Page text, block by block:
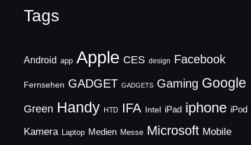
Tags
Android app Apple CES design Facebook
Fernsehen GADGET GADGETS Gaming Google
Green Handy HTD IFA Intel iPad iphone iPod
Kamera Laptop Medien Messe Microsoft Mobile